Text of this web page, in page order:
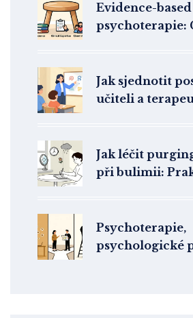
Evidence-based
psychoterapie:
Jak sjednotit
učiteli a
Jak léčit
při bulimii:
Psychoterapie,
psychologické